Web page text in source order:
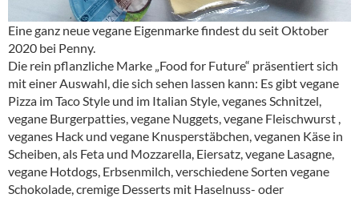
Eine ganz neue vegane Eigenmarke findest du seit Oktober
2020 bei Penny.
Die rein pflanzliche Marke „Food for Future“ präsentiert sich
mit einer Auswahl, die sich sehen lassen kann: Es gibt vegane
Pizza im Taco Style und im Italian Style, veganes Schnitzel,
vegane Burgerpatties, vegane Nuggets, vegane Fleischwurst ,
veganes Hack und vegane Knusperstäbchen, veganen Käse in
Scheiben, als Feta und Mozzarella, Eiersatz, vegane Lasagne,
vegane Hotdogs, Erbsenmilch, verschiedene Sorten vegane
Schokolade, cremige Desserts mit Haselnuss- oder